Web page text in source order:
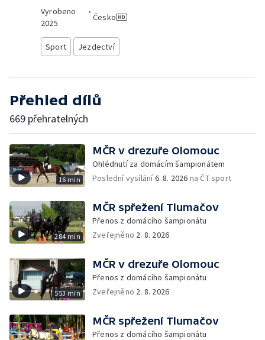
Vyrobeno
2025
•
Česko
Sport Jezdectví
Přehled dílů
669 přehratelných
16 min
MČR v drezuře Olomouc
Ohlédnutí za domácím šampionátem
Poslední vysílání6. 8. 2026 na ČT sport
284 min
MČR spřežení Tlumačov
Přenos z domácího šampionátu
Zveřejněno 2. 8. 2026
553 min
MČR v drezuře Olomouc
Přenos z domácího šampionátu
Zveřejněno 2. 8. 2026
MČR spřežení Tlumačov
Přenos z domácího šampionátu